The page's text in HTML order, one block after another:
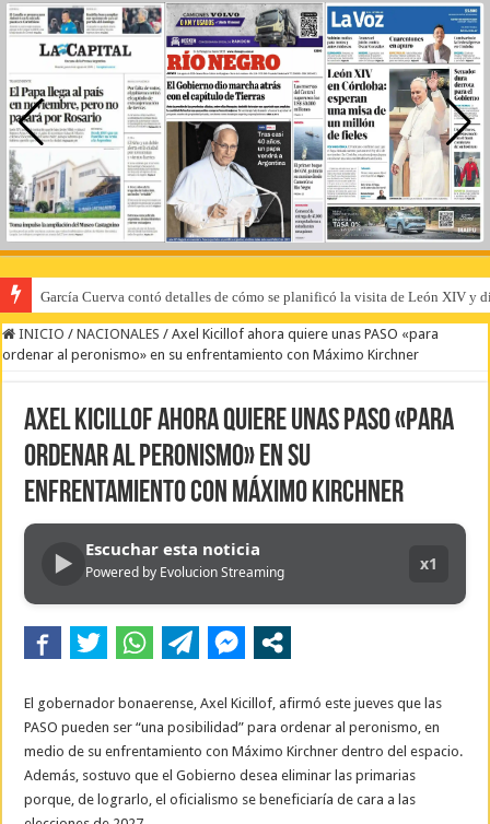
García Cuerva contó detalles de cómo se planificó la visita de León XIV y
INICIO / NACIONALES / Axel Kicillof ahora quiere unas PASO «para
ordenar al peronismo» en su enfrentamiento con Máximo Kirchner
Axel Kicillof ahora quiere unas PASO «para
ordenar al peronismo» en su
enfrentamiento con Máximo Kirchner
▶ Escuchar esta noticia
Powered by Evolucion Streaming x1
El gobernador bonaerense, Axel Kicillof, afirmó este jueves que las
PASO pueden ser “una posibilidad” para ordenar al peronismo, en
medio de su enfrentamiento con Máximo Kirchner dentro del espacio.
Además, sostuvo que el Gobierno desea eliminar las primarias
porque, de lograrlo, el oficialismo se beneficiaría de cara a las